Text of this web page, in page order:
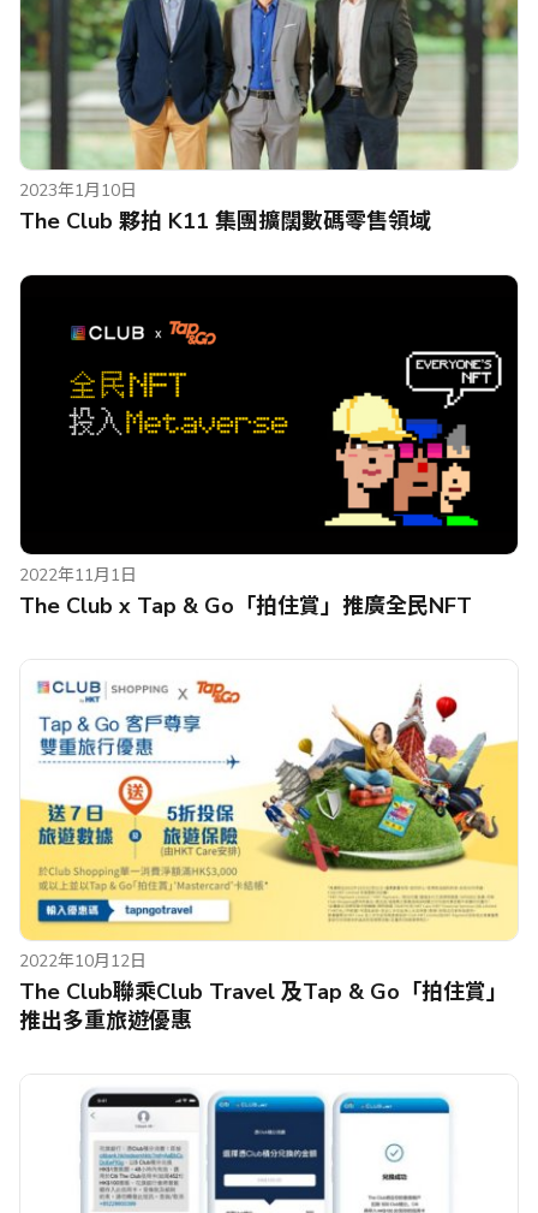
2023年1月10日
The Club 夥拍 K11 集團擴闊數碼零售領域
2022年11月1日
The Club x Tap & Go「拍住賞」推廣全民NFT
2022年10月12日
The Club聯乘Club Travel 及Tap & Go「拍住賞」
推出多重旅遊優惠